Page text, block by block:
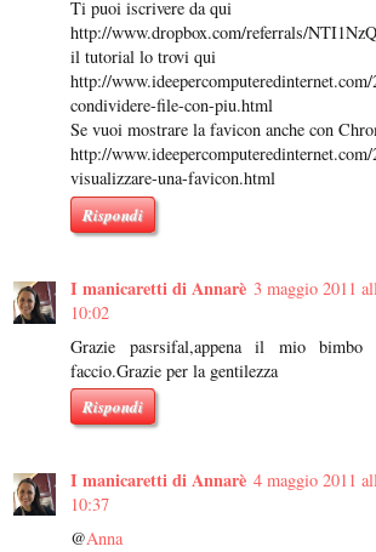
Ti puoi iscrivere da qui
http://www.dropbox.com/referrals/
il tutorial lo trovi qui
http://
condividere-file-con-piu.html
Se vuoi mostrare la favicon anche con
http://
visualizzare-una-favicon.html
Rispondi
I manicaretti di Annarè 3 maggio 2011
10:02
Grazie pasrsifal,appena il mio
faccio.Grazie per la gentilezza
Rispondi
I manicaretti di Annarè 4 maggio 2011
10:37
@Anna